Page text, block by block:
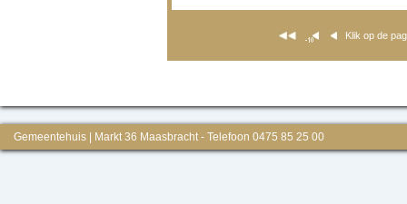
Klik op de
Gemeentehuis | Markt 36 Maasbracht - Telefoon 0475 85 25 00